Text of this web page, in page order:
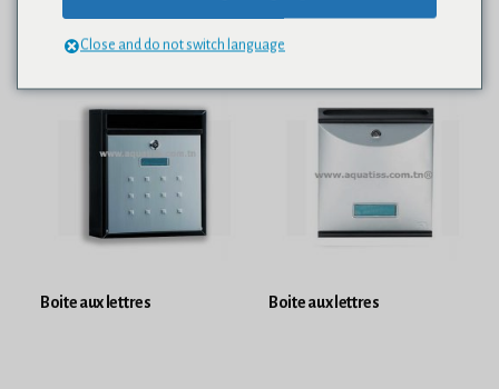
Boite aux lettres Boite aux lettres
Close and do not switch language